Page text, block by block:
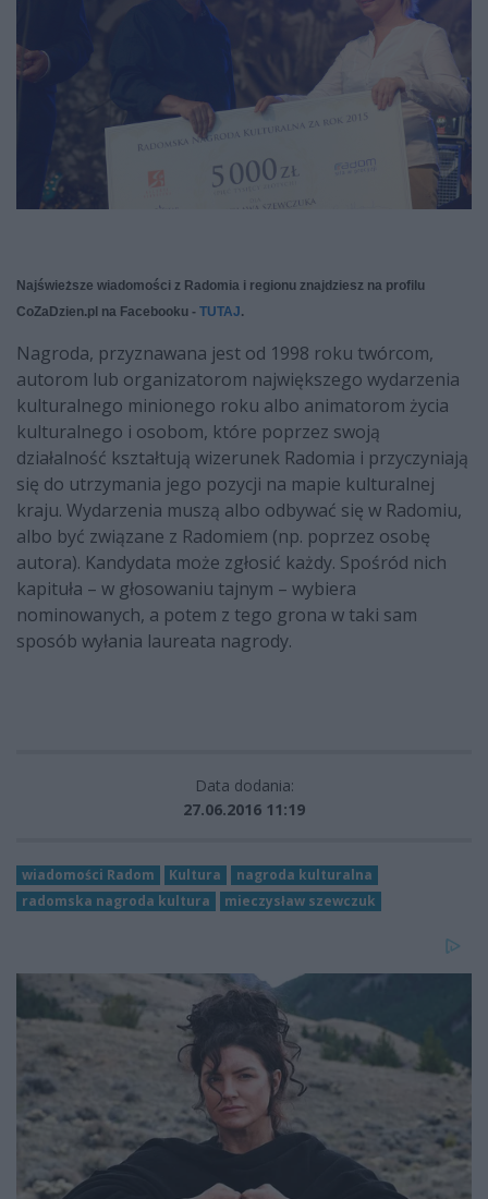
Najświeższe wiadomości z Radomia i regionu znajdziesz na profilu
CoZaDzien.pl na Facebooku - TUTAJ.
Nagroda, przyznawana jest od 1998 roku twórcom,
autorom lub organizatorom największego wydarzenia
kulturalnego minionego roku albo animatorom życia
kulturalnego i osobom, które poprzez swoją
działalność kształtują wizerunek Radomia i przyczyniają
się do utrzymania jego pozycji na mapie kulturalnej
kraju. Wydarzenia muszą albo odbywać się w Radomiu,
albo być związane z Radomiem (np. poprzez osobę
autora). Kandydata może zgłosić każdy. Spośród nich
kapituła – w głosowaniu tajnym – wybiera
nominowanych, a potem z tego grona w taki sam
sposób wyłania laureata nagrody.
Data dodania:
27.06.2016 11:19
wiadomości Radom Kultura
nagroda kulturalna
radomska nagroda kultura
mieczysław szewczuk